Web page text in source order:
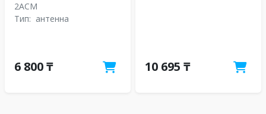
2ACM
Тип: антенна
6 800 ₸ 10 695 ₸